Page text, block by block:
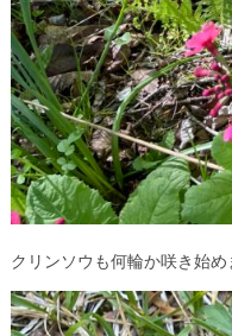
クリンソウも何輪か咲き始